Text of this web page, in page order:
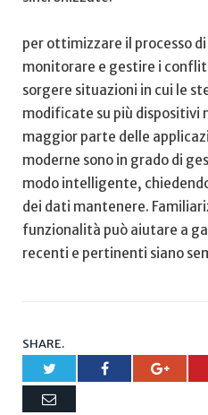
per⁣ ottimizzare⁤ il processo‌
monitorare e gestire i
sorgere situazioni in‌ cui le
modificate su‌ più dispositivi
maggior parte ‍delle
‌moderne sono⁢ in grado ⁢di
modo intelligente,
dei dati ​mantenere.
funzionalità può‍ aiutare a
recenti e ‍pertinenti siano
SHARE.
Twitter Facebook
Email